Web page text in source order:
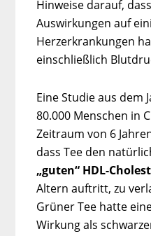
Hinweise darauf,
Auswirkungen auf
Herzerkrankungen
einschließlich
Eine Studie aus dem
80.000 Menschen in
Zeitraum von 6
dass Tee den
„guten“ HDL-
Altern auftritt, zu
Grüner Tee hatte
Wirkung als